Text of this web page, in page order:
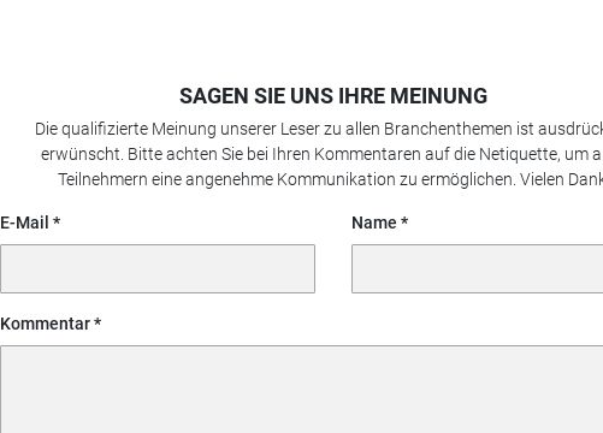
SAGEN SIE UNS IHRE MEINUNG
Die qualifizierte Meinung unserer Leser zu allen Branchenthemen ist
erwünscht. Bitte achten Sie bei Ihren Kommentaren auf die Netiquette, um
Teilnehmern eine angenehme Kommunikation zu ermöglichen. Vielen
E-Mail Name
Kommentar